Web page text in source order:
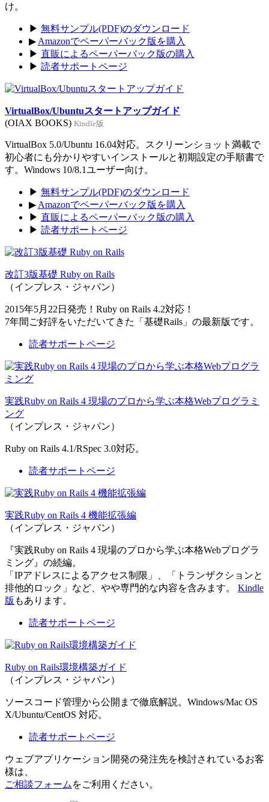
け。
▶ 無料サンプル(PDF)のダウンロード
▶ Amazonでペーパーバック版を購入
▶ 直販によるペーパーバック版の購入
▶ 読者サポートページ
VirtualBox/Ubuntuスタートアップガイド
(OIAX BOOKS) Kindle版
VirtualBox 5.0/Ubuntu 16.04対応。スクリーンショット満載で
初心者にも分かりやすいインストールと初期設定の手順書で
す。Windows 10/8.1ユーザー向け。
▶ 無料サンプル(PDF)のダウンロード
▶ Amazonでペーパーバック版を購入
▶ 直販によるペーパーバック版の購入
▶ 読者サポートページ
改訂3版基礎 Ruby on Rails
（インプレス・ジャパン）
2015年5月22日発売！Ruby on Rails 4.2対応！
7年間ご好評をいただいてきた「基礎Rails」の最新版です。
読者サポートページ
実践Ruby on Rails 4 現場のプロから学ぶ本格Webプログラミ
ング
（インプレス・ジャパン）
Ruby on Rails 4.1/RSpec 3.0対応。
読者サポートページ
実践Ruby on Rails 4 機能拡張編
（インプレス・ジャパン）
『実践Ruby on Rails 4 現場のプロから学ぶ本格Webプログラ
ミング』の続編。
「IPアドレスによるアクセス制限」、「トランザクションと
排他的ロック」など、やや専門的な内容を含みます。 Kindle
版 もあります。
読者サポートページ
Ruby on Rails環境構築ガイド
（インプレス・ジャパン）
ソースコード管理から公開まで徹底解説。Windows/Mac OS
X/Ubuntu/CentOS 対応。
読者サポートページ
ウェブアプリケーション開発の発注先を検討されているお客
様は、
ご相談フォーム をご利用ください。